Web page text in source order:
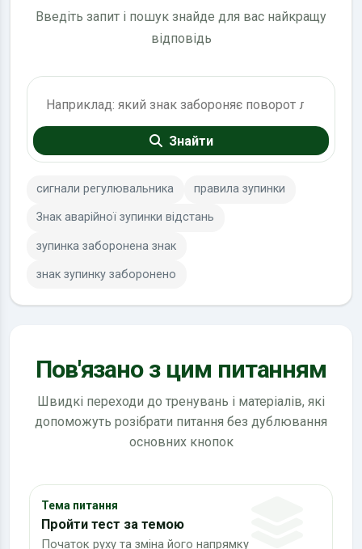
Введіть запит і пошук знайде для вас найкращу
відповідь
Знайти
сигнали регулювальника правила зупинки
Знак аварійної зупинки відстань
зупинка заборонена знак
знак зупинку заборонено
Пов'язано з цим питанням
Швидкі переходи до тренувань і матеріалів, які
допоможуть розібрати питання без дублювання
основних кнопок
Тема питання
Пройти тест за темою
Початок руху та зміна його напрямку